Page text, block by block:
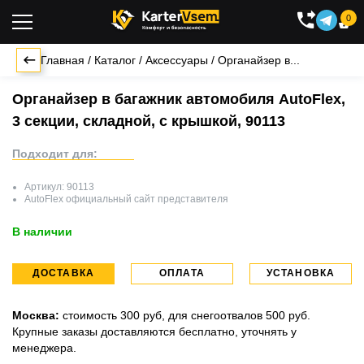

0
Главная / Каталог / Аксессуары / Органайзер в...
Органайзер в багажник автомобиля AutoFlex,
3 секции, складной, с крышкой, 90113
Подходит для:
Артикул: 90113
AutoFlex официальный сайт представителя
В наличии
ДОСТАВКА ОПЛАТА УСТАНОВКА
Москва: стоимость 300 руб, для снегоотвалов 500 руб.
Крупные заказы доставляются бесплатно, уточнять у
менеджера.